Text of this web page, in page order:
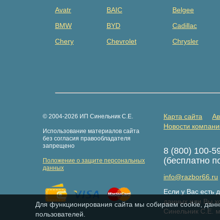
Avatr
BAIC Belgee
BMW
BYD Cadillac
Chery
Chevrolet Chrysler
Great Wall
Haima Haval
Hongqi
Hummer
Isuzu
JAC
Jaguar
Kaiyi
Knewstar
LDV
Lexus
LiXiang
Maserati
© 2004-2026 ИП Синельник С.Е.
Использование материалов сайта
без согласия правообладателя
запрещено
Положение о защите персональных
данных
Карта сайта
Новости
8 (800) 100-
(бесплатно
info@razbor66.ru
Если у Вас есть
данных или Вы
Синельник С.Е.
Для функционирования сайта мы собираем cookie,
пользователей.